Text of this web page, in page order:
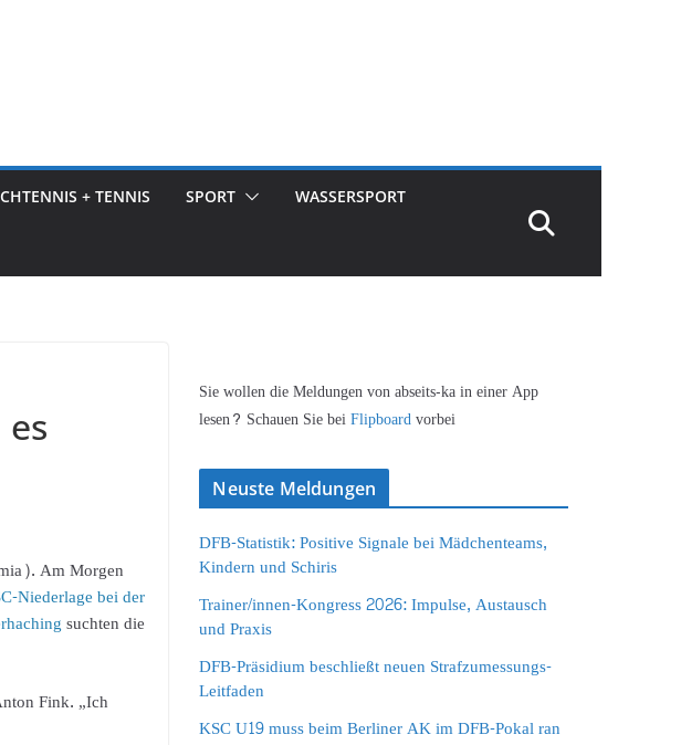
+ TENNIS SPORT WASSERSPORT
Am Morgen
Niederlage bei der
suchten die
Fink. „Ich
Sie wollen die Meldungen von abseits-ka in einer App
lesen? Schauen Sie beiFlipboardvorbei
Neuste Meldungen
DFB-Statistik: Positive Signale bei Mädchenteams,
Kindern und Schiris
Trainer/innen-Kongress 2026: Impulse, Austausch
und Praxis
DFB-Präsidium beschließt neuen Strafzumessungs-
Leitfaden
KSC U19 muss beim Berliner AK im DFB-Pokal ran